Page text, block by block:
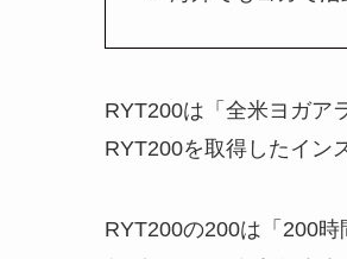
RYT200は「全米ヨガア
RYT200を取得したイン
RYT200の200は「200